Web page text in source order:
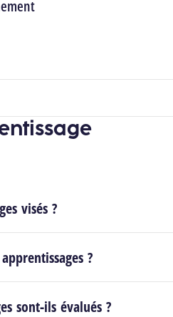
visés ?
?
sont-ils évalués ?